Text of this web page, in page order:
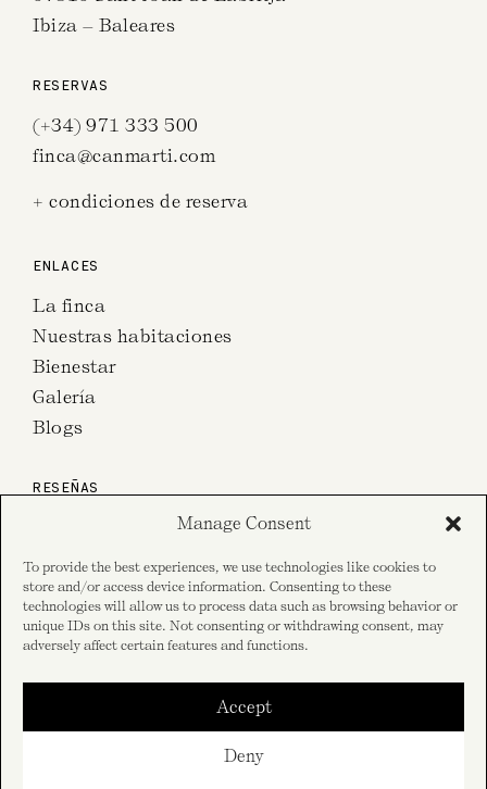
Manage Consent
To provide the best experiences, we use technologies like cookies to
store and/or access device information. Consenting to these
technologies will allow us to process data such as browsing behavior or
unique IDs on this site. Not consenting or withdrawing consent, may
adversely affect certain features and functions.
Accept
Deny
Ibiza – Baleares
RESERVAS
(+34) 971 333 500
finca@canmarti.com
+ condiciones de reserva
ENLACES
La finca
Nuestras habitaciones
Bienestar
Galería
Blogs
RESEÑAS
en las opiniones de Google